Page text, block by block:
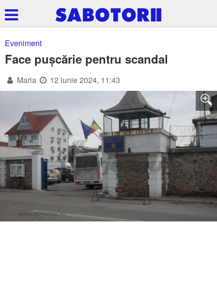
Eveniment
Face pușcărie pentru scandal
Maria 12 iunie 2024, 11:43